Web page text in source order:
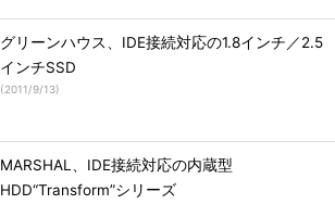
グリーンハウス、IDE接続対応の1.8インチ／2.5
インチSSD
(2011/9/13)
MARSHAL、IDE接続対応の内蔵型
HDD“Transform”シリーズ